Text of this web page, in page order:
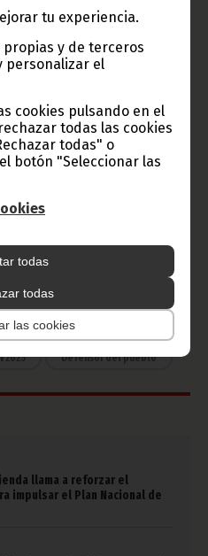
tu experiencia.
propias y de terceros
personalizar el
cookies pulsando en el
todas las cookies
todas" o
botón "Seleccionar las
todas
todas
las cookies
de Guinea
Estadísticas
50 Aniversario Independencia
2025 Defensor del pueblo
llama a reforzar el
impulsar el Plan Nacional de